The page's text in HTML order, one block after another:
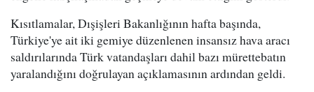
Kısıtlamalar, Dışişleri Bakanlığının hafta başında,
Türkiye'ye ait iki gemiye düzenlenen insansız hava aracı
saldırılarında Türk vatandaşları dahil bazı mürettebatın
yaralandığını doğrulayan açıklamasının ardından geldi.